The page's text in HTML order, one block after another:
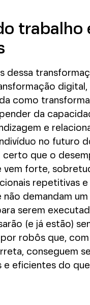
trabalho
dessa
digital,
como
da
e
no futuro
certo que o
vem forte,
repetitivas e
não demandam
serem
(e já estão)
robôs que, com
conseguem
e eficientes do